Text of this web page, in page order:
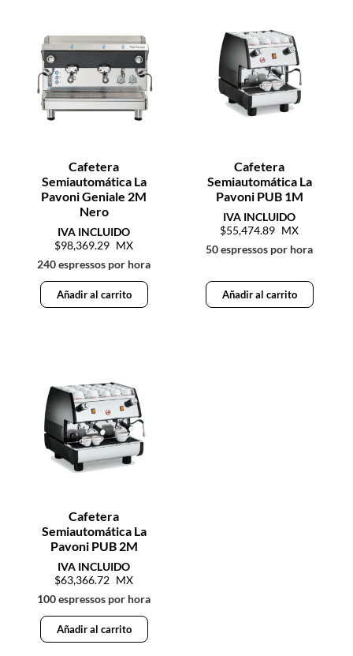
Cafetera
Semiautomática La
Pavoni Geniale 2M
Nero
98,369.29
240 espressos por hora
Añadir al carrito
Cafetera
Semiautomática La
Pavoni PUB 1M
55,474.89
50 espressos por hora
Añadir al carrito
Cafetera
Semiautomática La
Pavoni PUB 2M
63,366.72
100 espressos por hora
Añadir al carrito